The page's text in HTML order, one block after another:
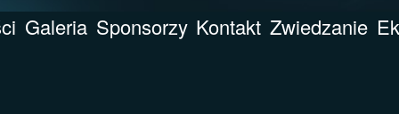
Galeria Sponsorzy Kontakt Zwiedzanie